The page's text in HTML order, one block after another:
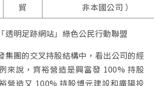
貿
非本國公司 ）
透明足跡網站」綠色公民行動聯盟
集團的交叉持股結構中，看出公司的經
來說，齊裕營造是興富發 100% 持股
營造又 100% 持股博元建設和廣陽投